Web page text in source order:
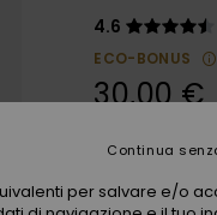
4.6
ECO-BONUS
30,00 €
per salvare e/o
Continua